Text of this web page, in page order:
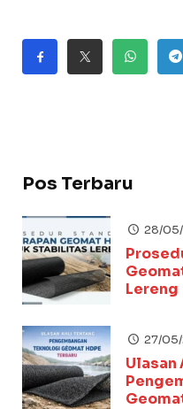
Pos Terbaru
28/
Lereng
27/
Ulasan